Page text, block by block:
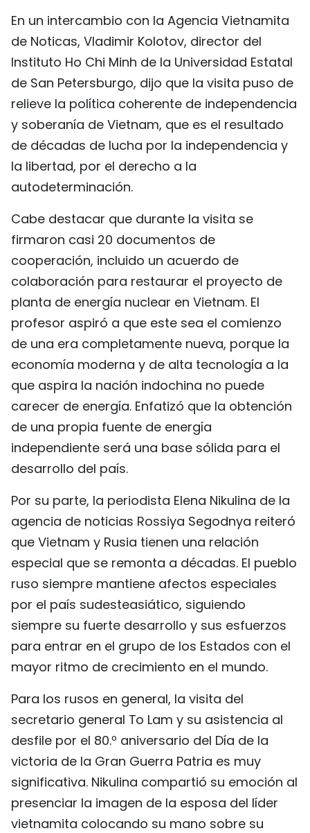
FRANÇAIS
РУССКИЙ
En un intercambio con la Agencia Vietnamita
de Noticas, Vladimir Kolotov, director del
Instituto Ho Chi Minh de la Universidad Estatal
de San Petersburgo, dijo que la visita puso de
relieve la política coherente de independencia
y soberanía de Vietnam, que es el resultado
de décadas de lucha por la independencia y
la libertad, por el derecho a la
autodeterminación.
Cabe destacar que durante la visita se
firmaron casi 20 documentos de
cooperación, incluido un acuerdo de
colaboración para restaurar el proyecto de
planta de energía nuclear en Vietnam. El
profesor aspiró a que este sea el comienzo
de una era completamente nueva, porque la
economía moderna y de alta tecnología a la
que aspira la nación indochina no puede
carecer de energía. Enfatizó que la obtención
de una propia fuente de energía
independiente será una base sólida para el
desarrollo del país.
Por su parte, la periodista Elena Nikulina de la
agencia de noticias Rossiya Segodnya reiteró
que Vietnam y Rusia tienen una relación
especial que se remonta a décadas. El pueblo
ruso siempre mantiene afectos especiales
por el país sudesteasiático, siguiendo
siempre su fuerte desarrollo y sus esfuerzos
para entrar en el grupo de los Estados con el
mayor ritmo de crecimiento en el mundo.
Para los rusos en general, la visita del
secretario general To Lam y su asistencia al
desfile por el 80.º aniversario del Día de la
victoria de la Gran Guerra Patria es muy
significativa. Nikulina compartió su emoción al
presenciar la imagen de la esposa del líder
vietnamita colocando su mano sobre su